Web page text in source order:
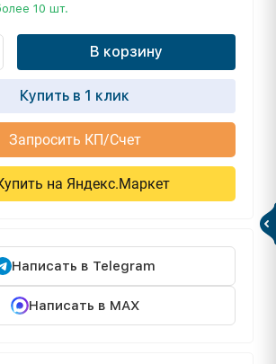
10 шт.
В корзину
Купить в 1 клик
Запросить КП/Счет
на Яндекс.Маркет
Написать в Telegram
Написать в MAX